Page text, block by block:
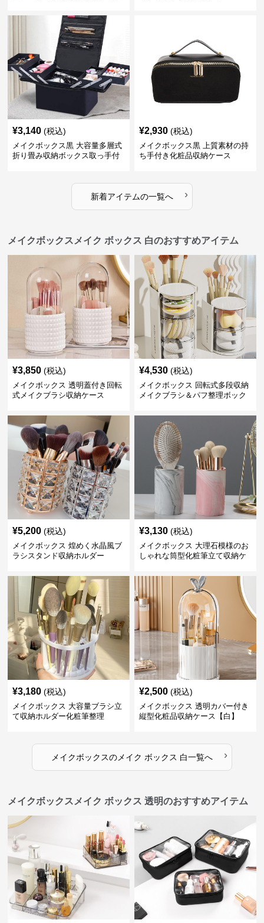
¥3,140 (税込)
メイクボックス黒 大容量多層式
折り畳み収納ボックス取っ手付
¥2,930 (税込)
メイクボックス黒 上質素材の持
ち手付き化粧品収納ケース
新着アイテムの一覧へ ›
メイクボックスメイク ボックス 白のおすすめアイテム
¥3,850 (税込)
メイクボックス 透明蓋付き回転
式メイクブラシ収納ケース
¥4,530 (税込)
メイクボックス 回転式多段収納
メイクブラシ＆パフ整理ボック
¥5,200 (税込)
メイクボックス 煌めく水晶風ブ
ラシスタンド収納ホルダー
¥3,130 (税込)
メイクボックス 大理石模様のお
しゃれな筒型化粧筆立て収納ケ
¥3,180 (税込)
メイクボックス 大容量ブラシ立
て収納ホルダー化粧筆整理
¥2,500 (税込)
メイクボックス 透明カバー付き
縦型化粧品収納ケース【白】
メイクボックスのメイク ボックス 白一覧へ ›
メイクボックスメイク ボックス 透明のおすすめアイテム